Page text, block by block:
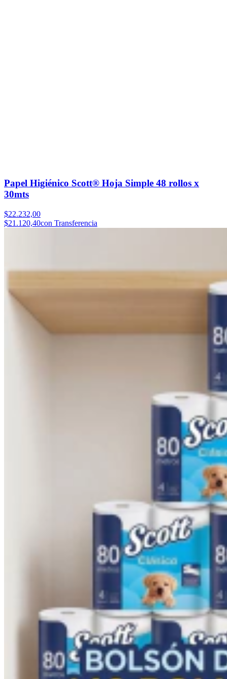
Papel Higiénico Scott® Hoja Simple 48 rollos x
30mts
$22.232,00
$21.120,40con Transferencia